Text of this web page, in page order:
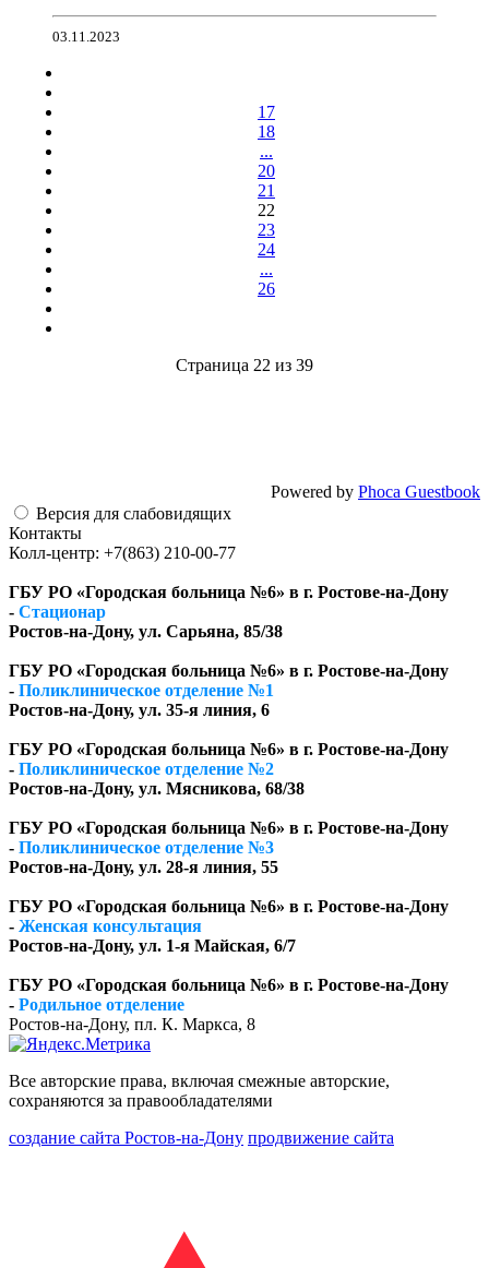
03.11.2023
17
18
...
20
21
22
23
24
...
26
Страница 22 из 39
Powered by Phoca Guestbook
Версия для слабовидящих
Контакты
Колл-центр: +7(863) 210-00-77
ГБУ РО «Городская больница №6» в г. Ростове-на-Дону
- Стационар
Ростов-на-Дону, ул. Сарьяна, 85/38
ГБУ РО «Городская больница №6» в г. Ростове-на-Дону
- Поликлиническое отделение №1
Ростов-на-Дону, ул. 35-я линия, 6
ГБУ РО «Городская больница №6» в г. Ростове-на-Дону
- Поликлиническое отделение №2
Ростов-на-Дону, ул. Мясникова, 68/38
ГБУ РО «Городская больница №6» в г. Ростове-на-Дону
- Поликлиническое отделение №3
Ростов-на-Дону, ул. 28-я линия, 55
ГБУ РО «Городская больница №6» в г. Ростове-на-Дону
- Женская консультация
Ростов-на-Дону, ул. 1-я Майская, 6/7
ГБУ РО «Городская больница №6» в г. Ростове-на-Дону
- Родильное отделение
Ростов-на-Дону, пл. К. Маркса, 8
Все авторские права, включая смежные авторские,
сохраняются за правообладателями
создание сайта Ростов-на-Дону продвижение сайта